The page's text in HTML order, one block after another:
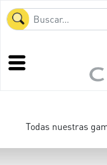
Todas nuestras